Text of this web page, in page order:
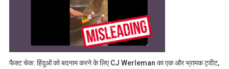
फैक्ट चेक: हिंदुओं को बदनाम करने के लिए CJ Werleman का एक और भ्रामक ट्वीट,